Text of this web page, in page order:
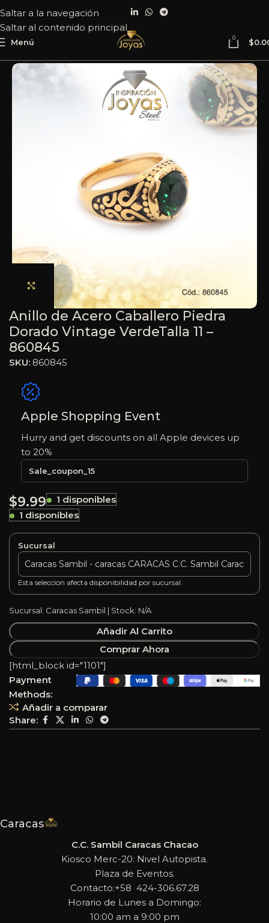
Saltar a la navegación
Saltar al contenido principal
Menú 0 $
Haga clic para ampliar
Anillo de Acero Caballero Piedra
Dorado Vintage VerdeTalla 11 –
860845
SKU: 860845
Apple Shopping Event
Hurry and get discounts on all Apple devices up
to 20%
Sale_coupon_15
$9.99
1 disponibles
1 disponibles
Sucursal
Esta seleccion afecta disponibilidad por sucursal.
Sucursal: Caracas Sambil | Stock: N/A
Añadir Al Carrito
Comprar Ahora
Añadir a comparar
Share:
[html_block id="1101"]
Payment
Methods:
Caracas
C.C. Sambil Caracas Chacao
Kiosco Merc-20: Nivel Autopista.
Plaza de Eventos.
Contacto:+58 424-306.67.28
Horario de Lunes a Domingo:
10:00 am a 9:00 pm